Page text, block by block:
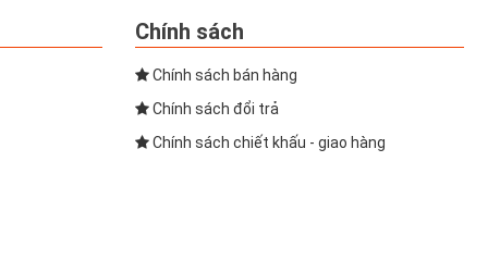
Chính sách
Chính sách bán hàng
Chính sách đổi trả
Chính sách chiết khấu - giao hàng